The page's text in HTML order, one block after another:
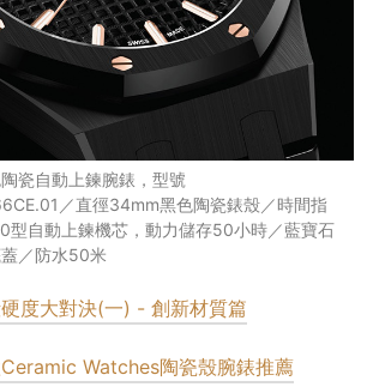
瓷自動上鍊腕錶，型號
／直徑34mm黑色陶瓷錶殼／時間指
型自動上鍊機芯，動力儲存50小時／藍寶石
／防水50米
度大對決(一) - 創新材質篇
Watches陶瓷殼腕錶推薦